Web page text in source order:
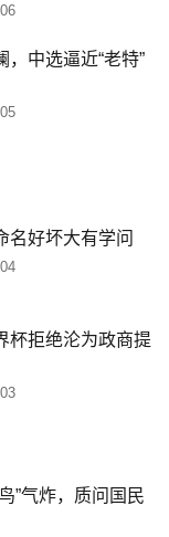
中选逼近“老特”
名好坏大有学问
杯拒绝沦为政商提
”气炸，质问国民